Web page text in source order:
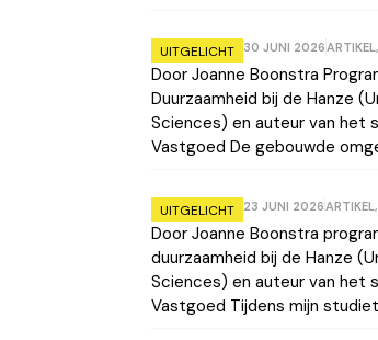
UITGELICHT 30 JUNI 2026 ARTIKEL
Door Joanne Boonstra
Duurzaamheid bij de Hanze
Sciences) en auteur van het
Vastgoed De gebouwde
UITGELICHT 23 JUNI 2026ARTIKEL
Door Joanne Boonstra
duurzaamheid bij de Hanze
Sciences) en auteur van het
Vastgoed Tijdens mijn